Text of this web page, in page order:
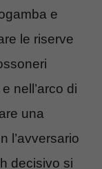
e
le riserve
nell’arco di
una
l’avversario
decisivo si